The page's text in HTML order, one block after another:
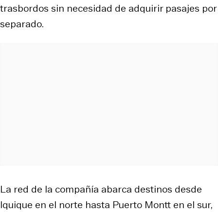
trasbordos sin necesidad de adquirir pasajes por
separado.
La red de la compañía abarca destinos desde
Iquique en el norte hasta Puerto Montt en el sur,